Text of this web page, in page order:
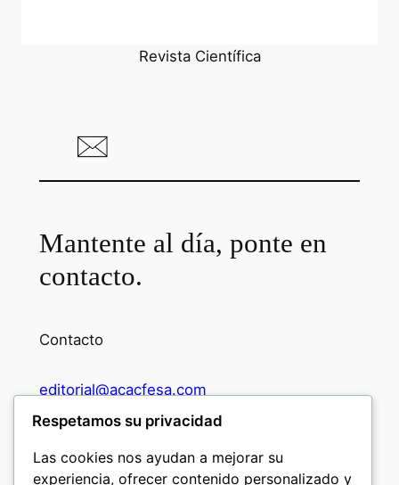
Revista Científica
Mantente al día, ponte en
contacto.
Contacto
editorial@acacfesa.com
Respetamos su privacidad
Las cookies nos ayudan a mejorar su
experiencia, ofrecer contenido personalizado y